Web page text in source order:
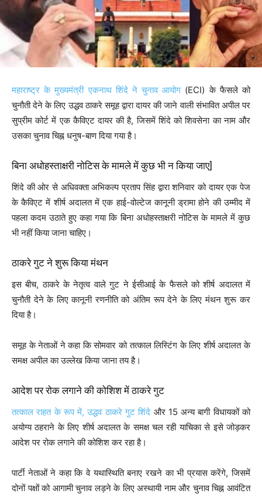
महाराष्ट्र के मुख्यमंत्री एकनाथ शिंदे ने चुनाव आयोग (ECI) के फैसले को
चुनौती देने के लिए उद्धव ठाकरे समूह द्वारा दायर की जाने वाली संभावित अपील पर
सुप्रीम कोर्ट में एक कैविएट दायर की है, जिसमें शिंदे को शिवसेना का नाम और
उसका चुनाव चिह्न धनुष-बाण दिया गया है।
बिना अधोहस्ताक्षरी नोटिस के मामले में कुछ भी न किया जाए]
शिंदे की ओर से अधिवक्ता अभिकल्प प्रताप सिंह द्वारा शनिवार को दायर एक पेज
के कैविएट में शीर्ष अदालत में एक हाई-वोल्टेज कानूनी ड्रामा होने की उम्मीद में
पहला कदम उठाते हुए कहा गया कि बिना अधोहस्ताक्षरी नोटिस के मामले में कुछ
भी नहीं किया जाना चाहिए।
ठाकरे गुट ने शुरू किया मंथन
इस बीच, ठाकरे के नेतृत्व वाले गुट ने ईसीआई के फैसले को शीर्ष अदालत में
चुनौती देने के लिए कानूनी रणनीति को अंतिम रूप देने के लिए मंथन शुरू कर
दिया है।
समूह के नेताओं ने कहा कि सोमवार को तत्काल लिस्टिंग के लिए शीर्ष अदालत के
समक्ष अपील का उल्लेख किया जाना तय है।
आदेश पर रोक लगाने की कोशिश में ठाकरे गुट
तत्काल राहत के रूप में, उद्धव ठाकरे गुट शिंदे और 15 अन्य बागी विधायकों को
अयोग्य ठहराने के लिए शीर्ष अदालत के समक्ष चल रही याचिका से इसे जोड़कर
आदेश पर रोक लगाने की कोशिश कर रहा है।
पार्टी नेताओं ने कहा कि वे यथास्थिति बनाए रखने का भी प्रयास करेंगे, जिसमें
दोनों पक्षों को आगामी चुनाव लड़ने के लिए अस्थायी नाम और चुनाव चिह्न आवंटित